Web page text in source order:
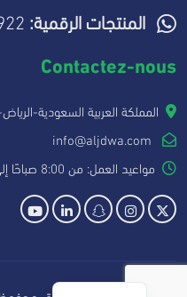
المنتجات الرقمية:
Contactez-nous
المملكة العربية السعودية-
مواعيد العمل: من 8:00 صباحًا إلى 5:00 مساءً